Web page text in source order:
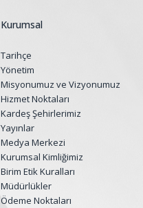
Kurumsal
Tarihçe
Yönetim
Misyonumuz ve Vizyonumuz
Hizmet Noktaları
Kardeş Şehirlerimiz
Yayınlar
Medya Merkezi
Kurumsal Kimliğimiz
Birim Etik Kuralları
Müdürlükler
Ödeme Noktaları